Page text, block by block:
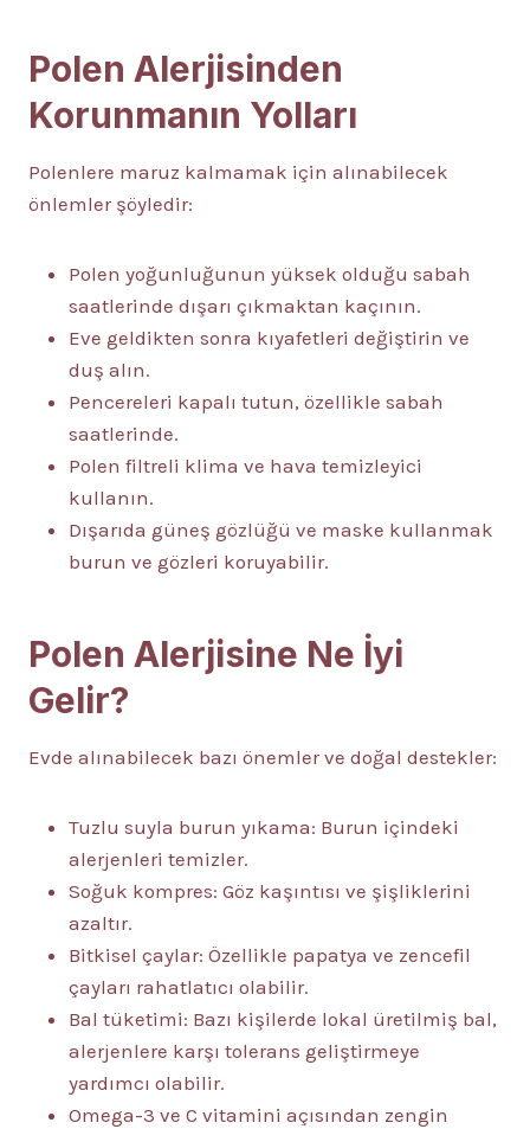
Polen Alerjisinden
Korunmanın Yolları
Polenlere maruz kalmamak için alınabilecek
önlemler şöyledir:
Polen yoğunluğunun yüksek olduğu sabah
saatlerinde dışarı çıkmaktan kaçının.
Eve geldikten sonra kıyafetleri değiştirin ve
duş alın.
Pencereleri kapalı tutun, özellikle sabah
saatlerinde.
Polen filtreli klima ve hava temizleyici
kullanın.
Dışarıda güneş gözlüğü ve maske kullanmak
burun ve gözleri koruyabilir.
Polen Alerjisine Ne İyi
Gelir?
Evde alınabilecek bazı önemler ve doğal destekler:
Tuzlu suyla burun yıkama: Burun içindeki
alerjenleri temizler.
Soğuk kompres: Göz kaşıntısı ve şişliklerini
azaltır.
Bitkisel çaylar: Özellikle papatya ve zencefil
çayları rahatlatıcı olabilir.
Bal tüketimi: Bazı kişilerde lokal üretilmiş bal,
alerjenlere karşı tolerans geliştirmeye
yardımcı olabilir.
Omega-3 ve C vitamini açısından zengin